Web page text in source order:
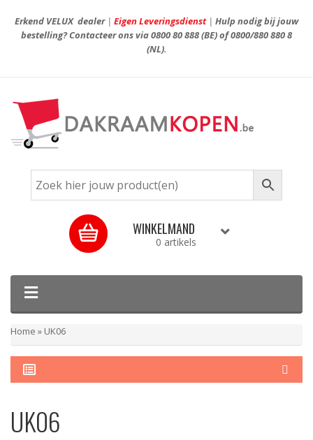
Erkend VELUX dealer| Eigen Leveringsdienst| Hulp nodig bij jouw
bestelling? Contacteer ons via0800 80 888(BE) of0800/880 880 8
(NL).
WINKELMAND
0 artikels
Home » UK06
UK06